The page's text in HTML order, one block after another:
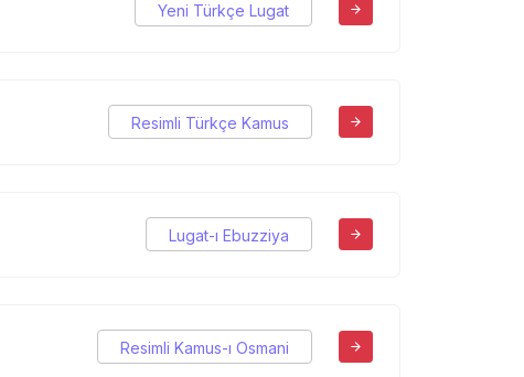
Yeni Türkçe Lugat
Resimli Türkçe Kamus
Lugat-ı Ebuzziya
Resimli Kamus-ı Osmani